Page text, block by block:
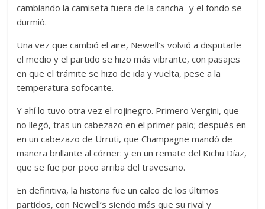
cambiando la camiseta fuera de la cancha- y el fondo se
durmió.
Una vez que cambió el aire, Newell’s volvió a disputarle
el medio y el partido se hizo más vibrante, con pasajes
en que el trámite se hizo de ida y vuelta, pese a la
temperatura sofocante.
Y ahí lo tuvo otra vez el rojinegro. Primero Vergini, que
no llegó, tras un cabezazo en el primer palo; después en
en un cabezazo de Urruti, que Champagne mandó de
manera brillante al córner: y en un remate del Kichu Díaz,
que se fue por poco arriba del travesaño.
En definitiva, la historia fue un calco de los últimos
partidos, con Newell’s siendo más que su rival y